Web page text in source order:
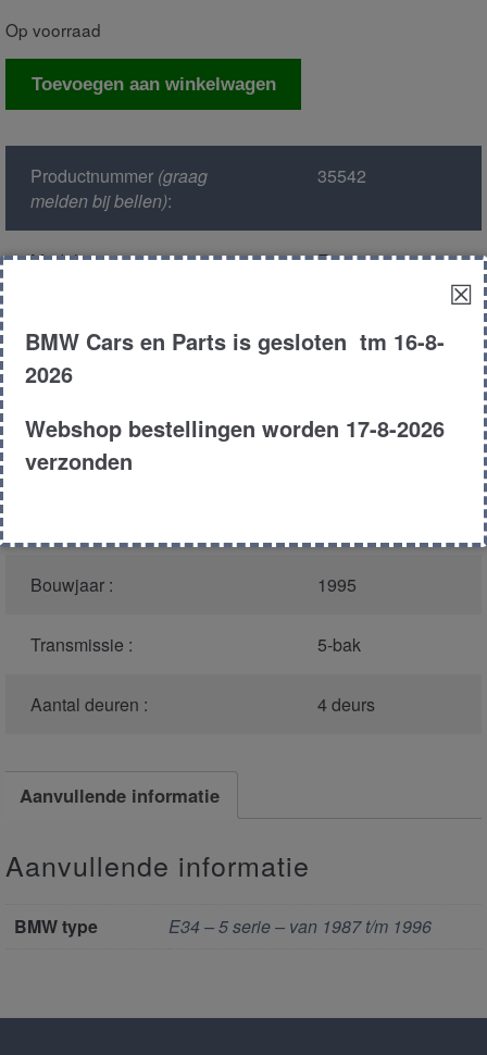
Op voorraad
Kachelweerstand
Toevoegen aan winkelwagen
Productnummer(graag
melden bij bellen):
35542
Model : E34
Metallic
Motor type :
Bouwjaar : 1995
Transmissie : 5-bak
Aantal deuren : 4 deurs
Aanvullende informatie
Aanvullende informatie
BMW type E34 – 5 serie – van 1987 t/m 1996
☒
BMW Cars en Parts is gesloten tm 16-8-
2026
Webshop bestellingen worden 17-8-2026
verzonden